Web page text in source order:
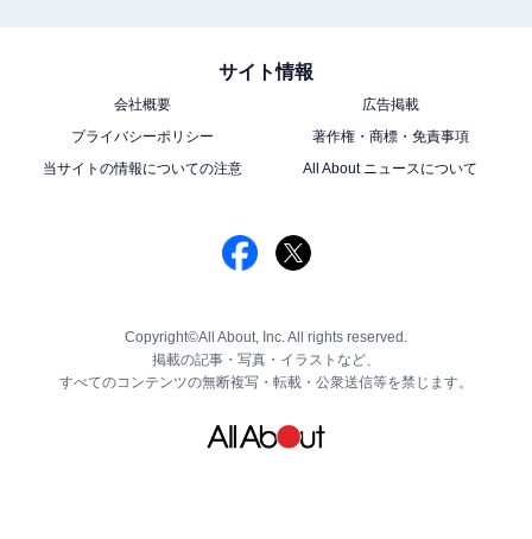
サイト情報
会社概要
広告掲載
プライバシーポリシー
著作権・商標・免責事項
当サイトの情報についての注意
All About ニュースについて
Copyright©All About, Inc. All rights reserved.
掲載の記事・写真・イラストなど、
すべてのコンテンツの無断複写・転載・公衆送信等を禁じます。